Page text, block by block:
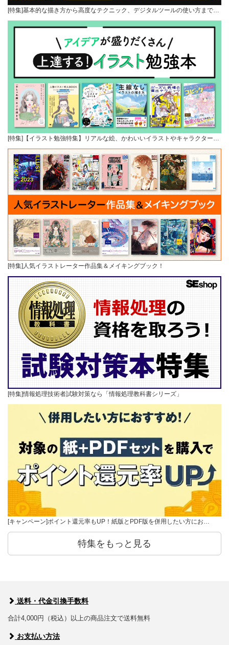
[特集]基本的な描き方から高度なテクニック、デジタルツールの使い方まで…
[特集]【イラスト勉強特集】リアルな絵、かわいいイラストやキャラクター…
[特集]人気イラストレーター作品集＆メイキングブック！
[特集]情報処理技術者試験対策なら「情報処理教科書シリーズ」
[キャンペーン]ポイント還元率もUP！紙版とPDF版を併用したい方にお…
特集をもっと見る
送料・代金引換手数料
合計4,000円（税込）以上の商品注文で送料無料
お支払い方法